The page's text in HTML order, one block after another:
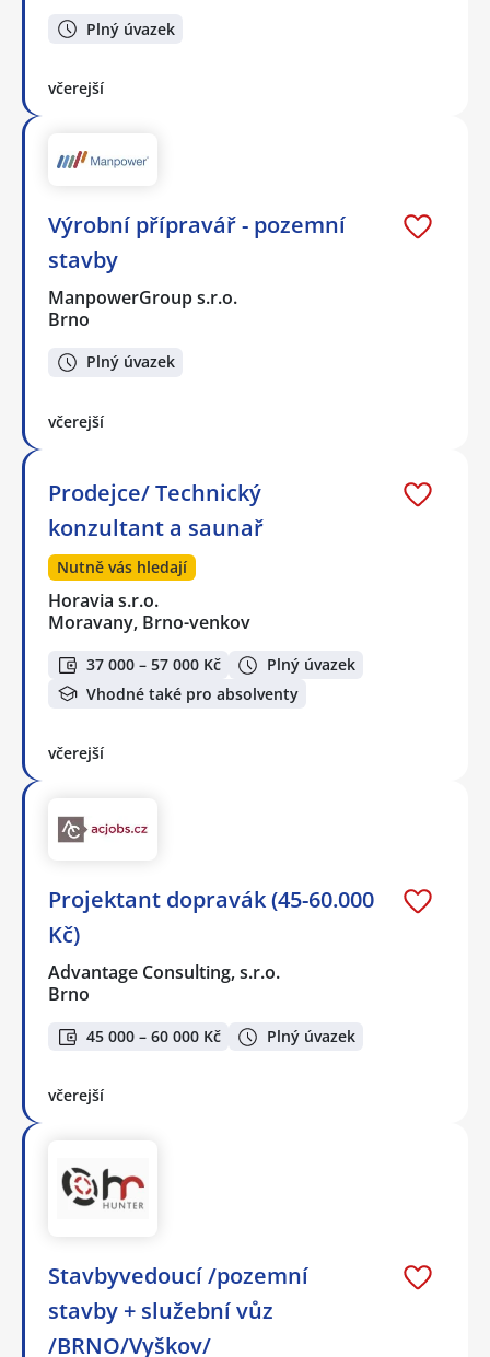
Plný úvazek
včerejší
Výrobní přípravář - pozemní
stavby
ManpowerGroup s.r.o.
Brno
Plný úvazek
včerejší
Prodejce/ Technický
konzultant a saunař
Nutně vás hledají
Horavia s.r.o.
Moravany, Brno-venkov
37 000 – 57 000 Kč
Plný úvazek
Vhodné také pro absolventy
včerejší
Projektant dopravák (45-60.000
Kč)
Advantage Consulting, s.r.o.
Brno
45 000 – 60 000 Kč Plný úvazek
včerejší
Stavbyvedoucí /pozemní
stavby + služební vůz
/BRNO/Vyškov/